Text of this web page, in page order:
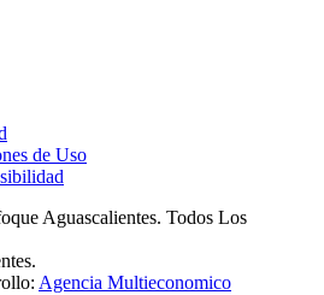
de Uso
Aguascalientes. Todos Los
Agencia Multieconomico